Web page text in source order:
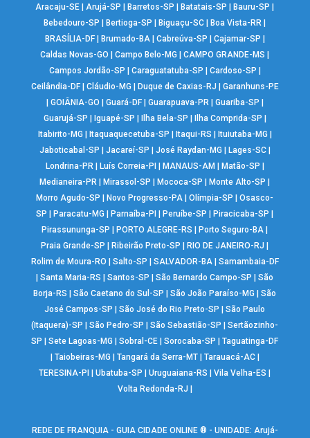
Aracaju-SE |Arujá-SP Barretos-SP Batatais-SP Bauru-SP
Bebedouro-SP
Bertioga-SP Biguaçu-SC Boa Vista-RR
BRASÍLIA-DF| Brumado-BA| Cabreúva-SP Cajamar-SP
Caldas Novas-GO
|Campo Belo-MG |CAMPO GRANDE-MS
Campos Jordão-SP
Caraguatatuba-SP Cardoso-SP
Ceilândia-DF| Cláudio-MG Duque de Caxias-RJ
Garanhuns-PE
GOIÂNIA-GO Guará-DF| Guarapuava-PR| Guariba-SP
Guarujá-SP
Iguapé-SP Ilha Bela-SP Ilha Comprida-SP
Itabirito-MG
Itaquaquecetuba-SP Itaqui-RS Ituiutaba-MG
Jaboticabal-SP
Jacareí-SP José Raydan-MG Lages-SC|
Londrina-PR| Luís Correia-PI MANAUS-AM Matão-SP
Medianeira-PR
Mirassol-SP Mococa-SP Monte Alto-SP
Morro Agudo-SP
Novo Progresso-PA |Olímpia-SP |Osasco-
SP
Paracatu-MG Parnaíba-PI Peruíbe-SP Piracicaba-SP
Pirassununga-SP
PORTO ALEGRE-RS Porto Seguro-BA
Praia Grande-SP
Ribeirão Preto-SP RIO DE JANEIRO-RJ
Rolim de Moura-RO
Salto-SP SALVADOR-BA| Samambaia-DF
|Santa Maria-RS |Santos-SP |São Bernardo Campo-SP |São
Borja-RS
|São Caetano do Sul-SP |São João Paraíso-MG |São
José Campos-SP
|São José do Rio Preto-SP |São Paulo
(Itaquera)-SP
|São Pedro-SP |São Sebastião-SP |Sertãozinho-
SP
|Sete Lagoas-MG |Sobral-CE |Sorocaba-SP |Taguatinga-DF
Taiobeiras-MG Tangará da Serra-MT| Tarauacá-AC|
TERESINA-PI
|Ubatuba-SP |Uruguaiana-RS |Vila Velha-ES
Volta Redonda-RJ
REDE DE FRANQUIA - GUIA CIDADE ONLINE ® - UNIDADE: Arujá-